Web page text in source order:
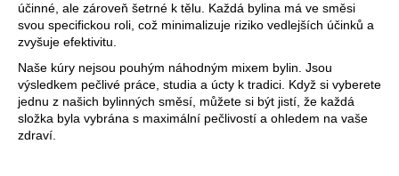
účinné, ale zároveň šetrné k tělu. Každá bylina má ve směsi
svou specifickou roli, což minimalizuje riziko vedlejších účinků a
zvyšuje efektivitu.
Naše kúry nejsou pouhým náhodným mixem bylin. Jsou
výsledkem pečlivé práce, studia a úcty k tradici. Když si vyberete
jednu z našich bylinných směsí, můžete si být jistí, že každá
složka byla vybrána s maximální pečlivostí a ohledem na vaše
zdraví.